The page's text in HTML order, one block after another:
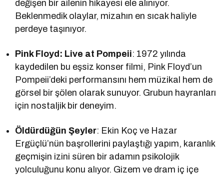
değişen bir ailenin hikayesi ele alınıyor.
Beklenmedik olaylar, mizahın en sıcak haliyle
perdeye taşınıyor.
Pink Floyd: Live at Pompeii: 1972 yılında
kaydedilen bu eşsiz konser filmi, Pink Floyd’un
Pompeii’deki performansını hem müzikal hem de
görsel bir şölen olarak sunuyor. Grubun hayranları
için nostaljik bir deneyim.
Öldürdüğün Şeyler: Ekin Koç ve Hazar
Ergüçlü’nün başrollerini paylaştığı yapım, karanlık
geçmişin izini süren bir adamın psikolojik
yolculuğunu konu alıyor. Gizem ve dram iç içe